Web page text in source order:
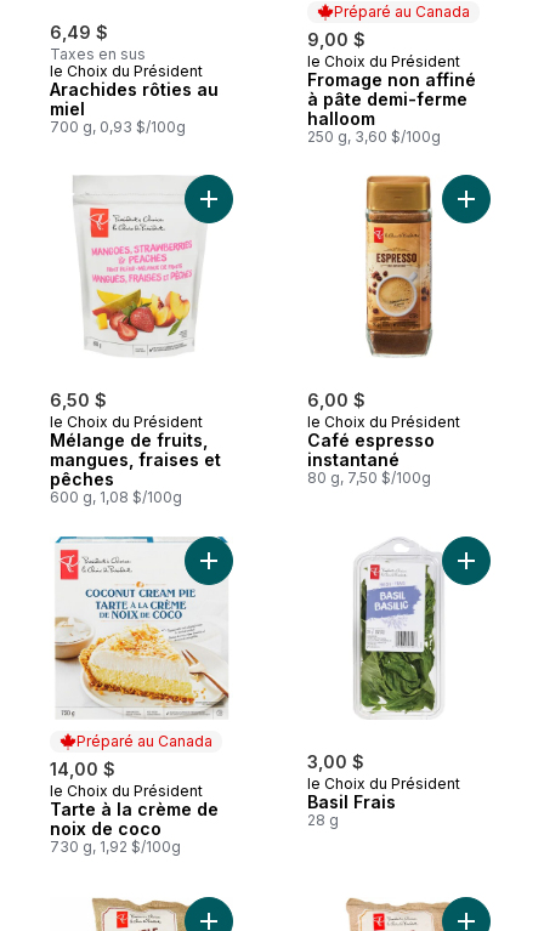
6,49 $
Taxes en sus
le Choix du Président
Arachides rôties au
miel
700 g, 0,93 $/100g
Préparé au Canada
9,00 $
Préparé au Canada
le Choix du Président
Fromage non affiné
à pâte demi-ferme
halloom
250 g, 3,60 $/100g
6,50 $
le Choix du Président
Mélange de fruits,
mangues, fraises et
pêches
600 g, 1,08 $/100g
6,00 $
le Choix du Président
Café espresso
instantané
80 g, 7,50 $/100g
Ajouter
Préparé au Canada
14,00 $
Préparé au Canada
le Choix du Président
Tarte à la crème de
noix de coco
730 g, 1,92 $/100g
Ajouter Tarte à la crème de noix de coco
3,00 $
le Choix du Président
Basil Frais
28 g
Ajouter